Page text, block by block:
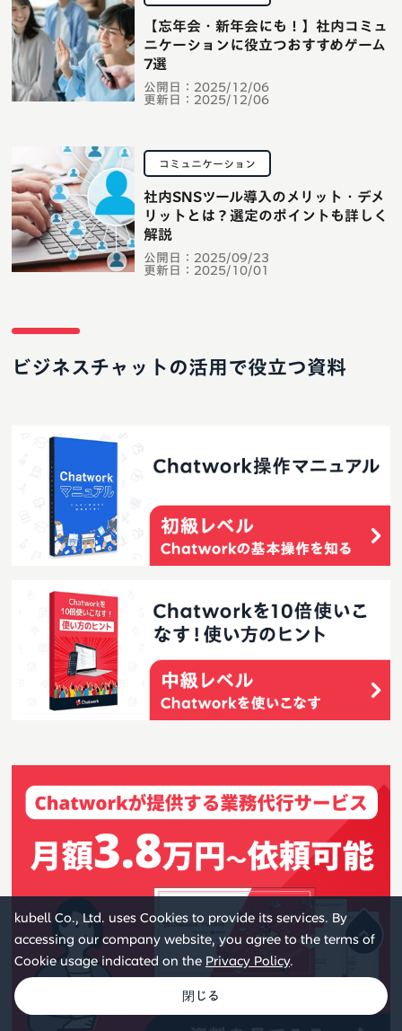
kubell Co., Ltd. uses Cookies to provide its services. By
accessing our company website, you agree to the terms of
Cookie usage indicated on the Privacy Policy.
公開日： 2025/12/06
更新日： 2025/12/06
【忘年会・新年会にも！】社内コミュ
ニケーションに役立つおすすめゲーム
7選
コミュニケーション
公開日： 2025/09/23
更新日： 2025/10/01
社内SNSツール導入のメリット・デメ
リットとは？選定のポイントも詳しく
解説
ビジネスチャットの活用で役立つ資料